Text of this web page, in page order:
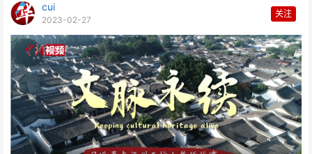
cui
2023-02-27
关注
时政微视频｜文脉永续——习近平
与福州三坊七巷的故事